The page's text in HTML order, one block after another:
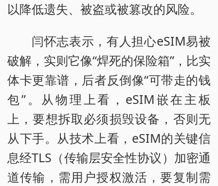
以降低遗失、被盗或被篡改的风险。
闫怀志表示，有人担心eSIM易被
破解，实则它像“焊死的保险箱”，比实
体卡更靠谱，后者反倒像“可带走的钱
包”。从物理上看，eSIM嵌在主板
上，要想拆取必须损毁设备，否则无
从下手。从技术上看，eSIM的关键信
息经TLS（传输层安全性协议）加密通
道传输，需用户授权激活，要复制需